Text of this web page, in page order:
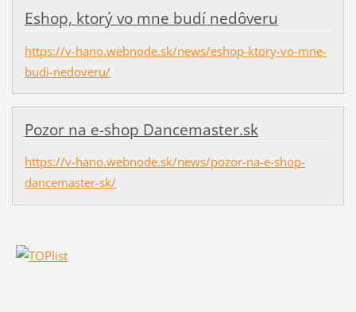
Eshop, ktorý vo mne budí nedôveru
https://v-hano.webnode.sk/news/eshop-ktory-vo-mne-
budi-nedoveru/
Pozor na e-shop Dancemaster.sk
https://v-hano.webnode.sk/news/pozor-na-e-shop-
dancemaster-sk/